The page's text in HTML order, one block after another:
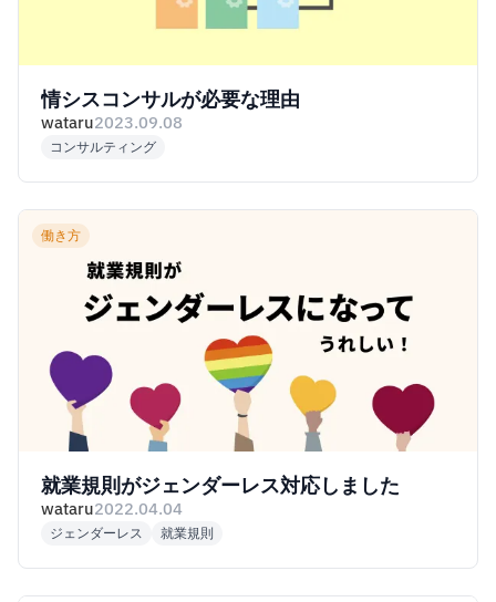
情シスコンサルが必要な理由
wataru2023.09.08
コンサルティング
働き方
就業規則がジェンダーレス対応しました
wataru2022.04.04
ジェンダーレス 就業規則